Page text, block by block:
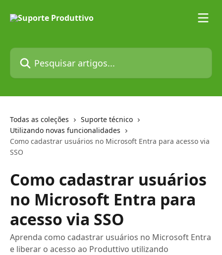
Pesquisar artigos...
Todas as coleções
Suporte técnico
Utilizando novas funcionalidades
Como cadastrar usuários no Microsoft Entra para acesso via
SSO
Como cadastrar usuários
no Microsoft Entra para
acesso via SSO
Aprenda como cadastrar usuários no Microsoft Entra
e liberar o acesso ao Produttivo utilizando